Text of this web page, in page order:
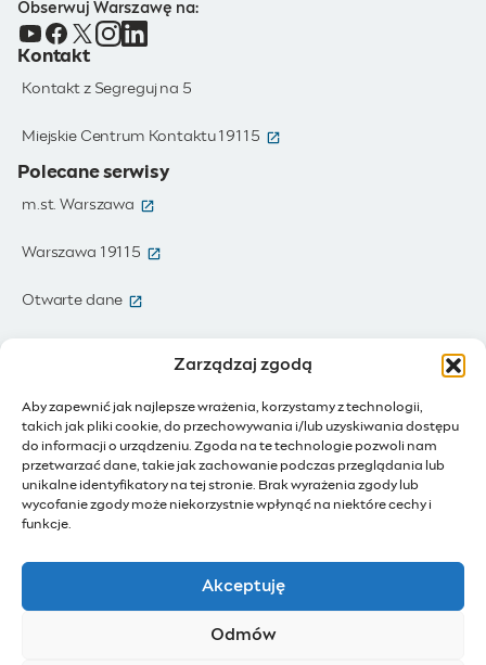
Zarządzaj zgodą
Aby zapewnić jak najlepsze wrażenia, korzystamy z technologii,
takich jak pliki cookie, do przechowywania i/lub uzyskiwania dostępu
do informacji o urządzeniu. Zgoda na te technologie pozwoli nam
przetwarzać dane, takie jak zachowanie podczas przeglądania lub
unikalne identyfikatory na tej stronie. Brak wyrażenia zgody lub
wycofanie zgody może niekorzystnie wpłynąć na niektóre cechy i
funkcje.
Akceptuję
Odmów
Obserwuj Warszawę na:
Kontakt
Kontakt z Segreguj na 5
Miejskie Centrum Kontaktu 19115 (otwiera się w nowym oknie)
Polecane serwisy
m.st. Warszawa (otwiera się w nowym oknie)
Warszawa 19115 (otwiera się w nowym oknie)
Otwarte dane
IoT - Internet rzeczy (otwiera się w nowym oknie)
BIP - Biuletyn Informacji Publicznej (otwiera się w nowym oknie)
Działam dla Warszawy
Budżet Obywatelski (otwiera się w nowym oknie)
Konsultacje społeczne